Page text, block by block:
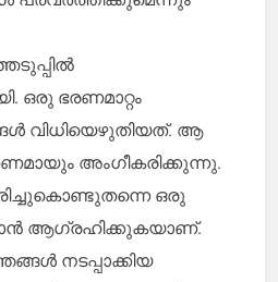
ഒരു ഭരണമാറ്റം
വിധിയെഴുതിയത്. ആ
അംഗീകരിക്കുന്നു.
ഒരു
ആഗ്രഹിക്കുകയാണ്.
നടപ്പാക്കിയ